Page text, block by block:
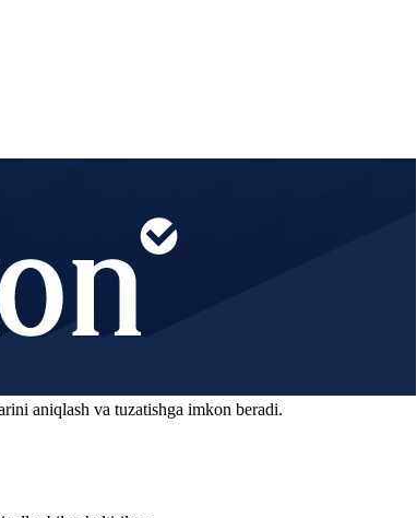
aniqlash va tuzatishga imkon beradi.